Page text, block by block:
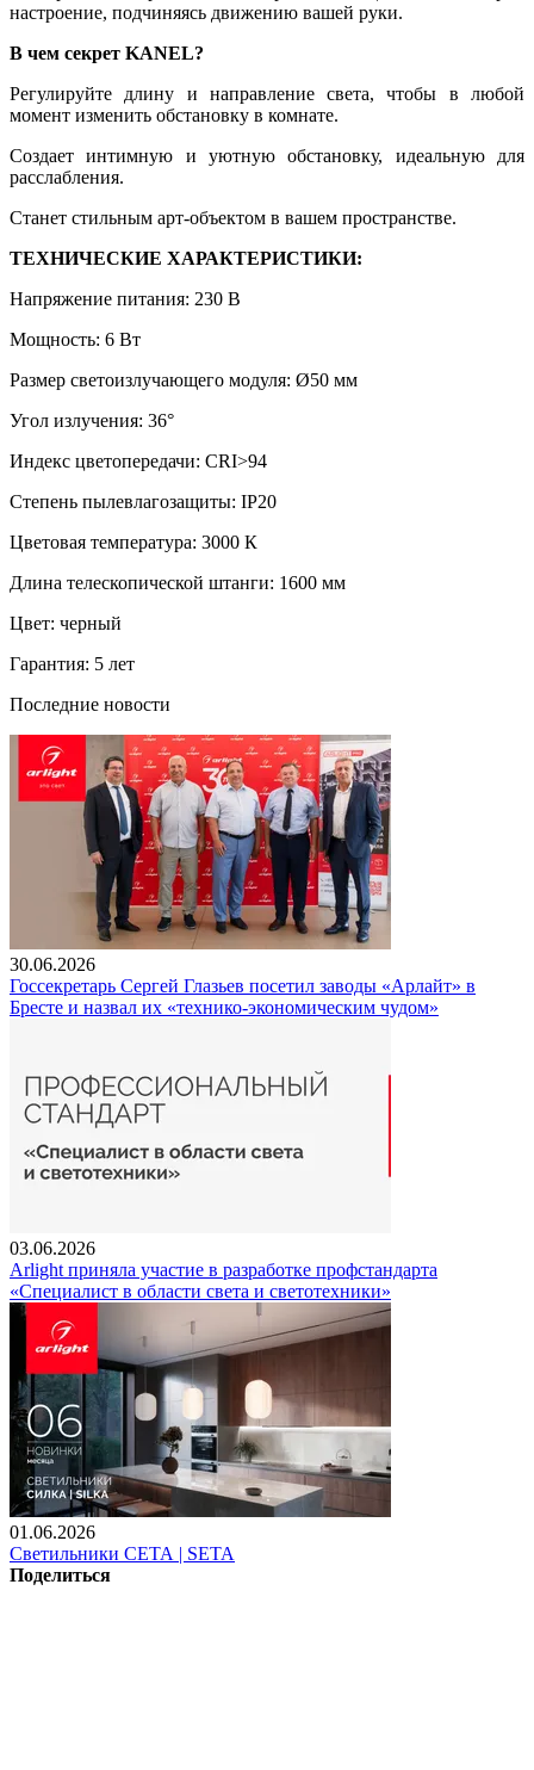
настроение, подчиняясь движению вашей руки.
В чем секрет KANEL?
Регулируйте длину и направление света, чтобы в любой
момент изменить обстановку в комнате.
Создает интимную и уютную обстановку, идеальную для
расслабления.
Станет стильным арт-объектом в вашем пространстве.
ТЕХНИЧЕСКИЕ ХАРАКТЕРИСТИКИ:
Напряжение питания: 230 В
Мощность: 6 Вт
Размер светоизлучающего модуля: Ø50 мм
Угол излучения: 36°
Индекс цветопередачи: CRI>94
Степень пылевлагозащиты: IP20
Цветовая температура: 3000 К
Длина телескопической штанги: 1600 мм
Цвет: черный
Гарантия: 5 лет
Последние новости
30.06.2026
Госсекретарь Сергей Глазьев посетил заводы «Арлайт» в
Бресте и назвал их «технико-экономическим чудом»
03.06.2026
Arlight приняла участие в разработке профстандарта
«Специалист в области света и светотехники»
01.06.2026
Светильники СЕТА | SETA
Поделиться